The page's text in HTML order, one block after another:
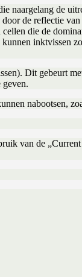
naargelang de
de reflectie
die de
inktvissen
Dit gebeurt
nabootsen,
van de